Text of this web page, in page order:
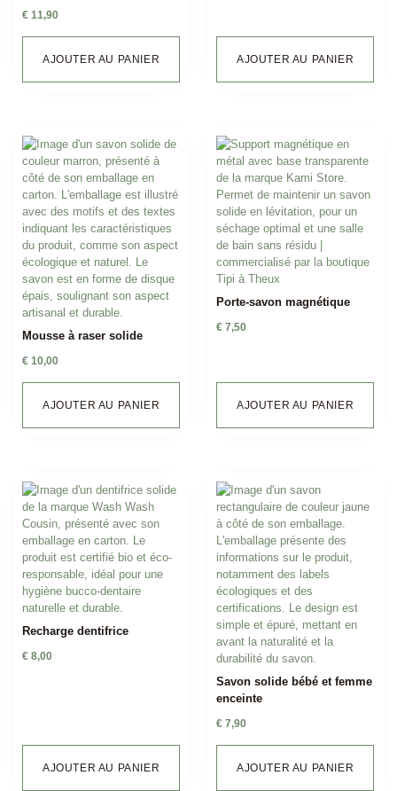
€ 11,90
AJOUTER AU PANIER AJOUTER AU PANIER
Mousse à raser solide
€ 10,00
AJOUTER AU PANIER
Porte-savon magnétique
€ 7,50
AJOUTER AU PANIER
Recharge dentifrice
€ 8,00
AJOUTER AU PANIER
Savon solide bébé et femme
enceinte
€ 7,90
AJOUTER AU PANIER